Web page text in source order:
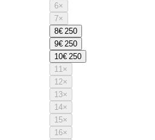
6×
7×
8€ 250
9€ 250
10€ 250
11×
12×
13×
14×
15×
16×